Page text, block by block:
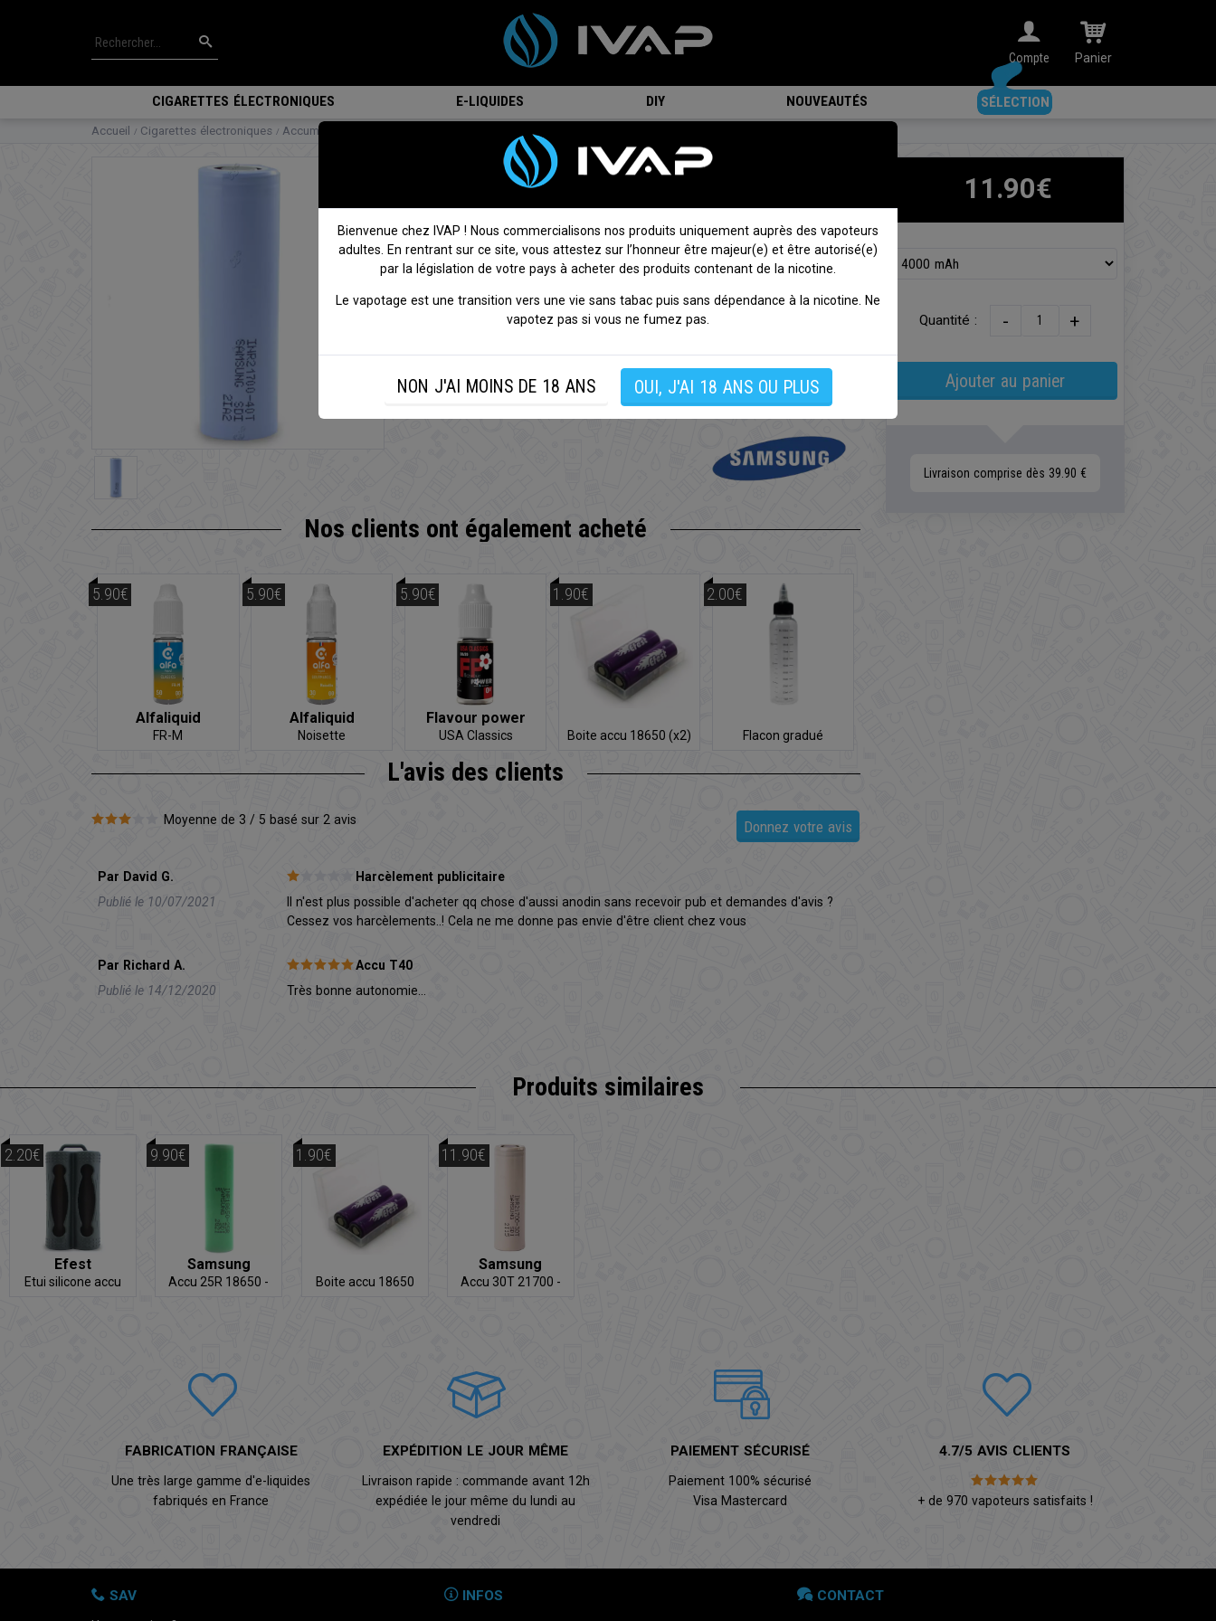
Panier
Compte
CIGARETTES ÉLECTRONIQUES E-LIQUIDES DIY NOUVEAUTÉS SÉLECTION
Accueil Cigarettes électroniques Accumulateurs Accu 40T 21700 - 30A - Samsung
Accu 40T 21700 - 30A - Samsung
2 avis Donnez votre avis
Accu 40T 21700 par Samsung.
Samsung 40T
dispose d’une confortable autonomie de
4000mAh et d’une capacité de décharge maximale annoncée à 30A.
SI VOUS NE FUMEZ PAS, NE VAPOTEZ PAS.
11.90€
Quantité : - +
Ajouter au panier
Livraison comprise dès 39.90 €
Nos clients ont également acheté
Alfaliquid
FR-M
5.90€
Alfaliquid
Noisette
5.90€
Flavour power
USA Classics
5.90€
Boite accu 18650 (x2)
1.90€
Flacon gradué
2.00€
L'avis des clients
Moyenne de 3 / 5 basé sur 2 avis Donnez votre avis
Par David G.
Publié le 10/07/2021
Harcèlement publicitaire
Il n'est plus possible d'acheter qq chose d'aussi anodin sans recevoir pub et demandes d'avis ?
Cessez vos harcèlements..! Cela ne me donne pas envie d'être client chez vous
Par Richard A.
Publié le 14/12/2020
Accu T40
Très bonne autonomie...
Produits similaires
Efest
Etui silicone accu
2.20€
Samsung
Accu 25R 18650 -
9.90€
Boite accu 18650
1.90€
Samsung
Accu 30T 21700 -
11.90€
FABRICATION FRANÇAISE
Une très large gamme d'e-liquides
fabriqués en France
EXPÉDITION LE JOUR MÊME
Livraison rapide : commande avant 12h
expédiée le jour même du lundi au
vendredi
PAIEMENT SÉCURISÉ
Paiement 100% sécurisé
Visa Mastercard
4.7/5 AVIS CLIENTS
+ de 970 vapoteurs satisfaits !
SAV INFOS CONTACT
Bienvenue chez IVAP ! Nous commercialisons nos produits uniquement auprès des vapoteurs
adultes. En rentrant sur ce site, vous attestez sur l’honneur être majeur(e) et être autorisé(e)
par la législation de votre pays à acheter des produits contenant de la nicotine.
Le vapotage est une transition vers une vie sans tabac puis sans dépendance à la nicotine. Ne
vapotez pas si vous ne fumez pas.
NON J'AI MOINS DE 18 ANS OUI, J'AI 18 ANS OU PLUS